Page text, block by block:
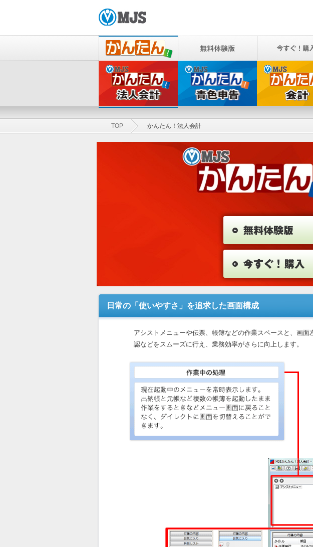
TOP かんたん！法人会計
日常の「使いやすさ」を追求した画面構成
アシストメニューや伝票、帳簿などの作業スペースと、画
認などをスムーズに行え、業務効率がさらに向上します。